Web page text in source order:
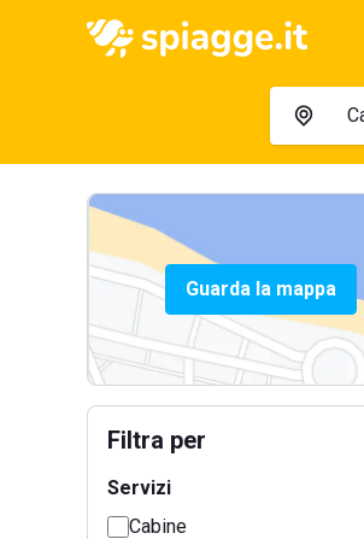
Guarda la mappa
Filtra per
Servizi
Cabine